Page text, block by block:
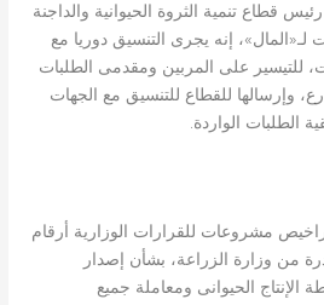
قطاع تنمية الثروة الحيوانية والداجنة
إنه يجرى التنسيق دوريا مع
للتيسير على المربين ومقدمى الطلبات
وإرسالها للقطاع للتنسيق مع الجهات
الطلبات الواردة.
مشروعات للقرارات الوزارية أرقام
لسنة 2017 الصادرة من وزارة الزراعة، بشأن إصدار
الحيوانى ومعاملة جميع